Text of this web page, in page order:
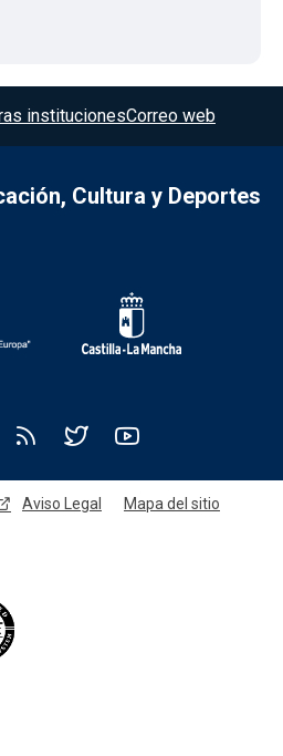
institucionesCorreo web
Cultura y Deportes
Aviso Legal Mapa del sitio